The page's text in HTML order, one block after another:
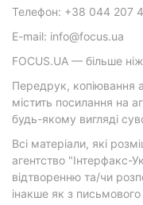
Телефон: +38 044 207
E-mail: info@focus.ua
FOCUS.UA — більше
Передрук, копіювання
містить посилання на
будь-якому вигляді
Всі матеріали, які
агентство "Інтерфакс-
відтворенню та/чи
інакше як з